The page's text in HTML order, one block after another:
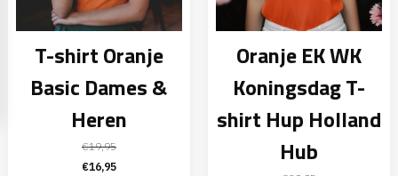
T-shirt Oranje
Basic Dames &
Heren
€19,95
Oorspronkelijke
€16,95Huidige
Oranje EK WK
Koningsdag T-
shirt Hup Holland
Hub